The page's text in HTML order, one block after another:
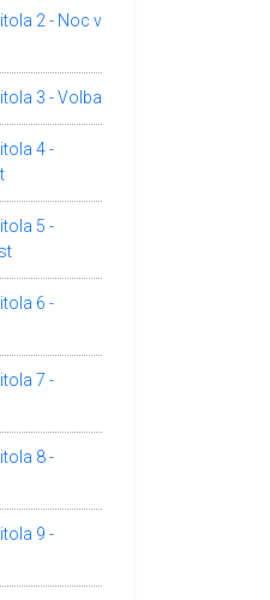
2 - Noc v
3 - Volba
4 -
5 -
6 -
7 -
8 -
9 -